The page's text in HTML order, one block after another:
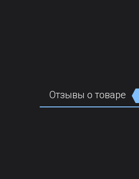
Отзывы о товаре